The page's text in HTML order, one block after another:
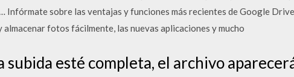
Infórmate sobre las ventajas y funciones más recientes de Google
fotos fácilmente, las nuevas aplicaciones y mucho
subida esté completa, el archivo